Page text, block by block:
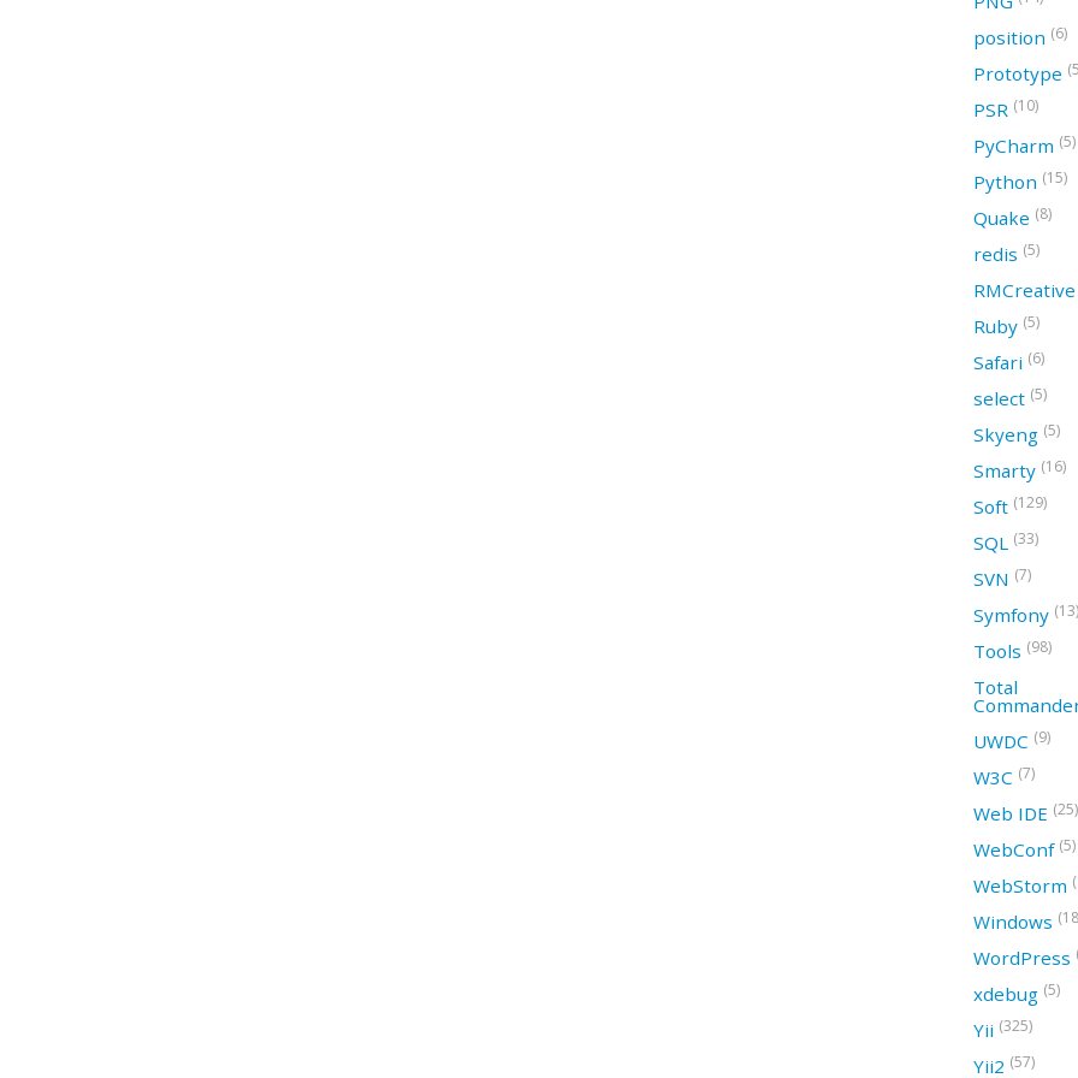
position (6)
Prototype
PSR (10)
PyCharm (5)
Python (15)
Quake (8)
redis (5)
RMCreative
Ruby (5)
Safari (6)
select (5)
Skyeng (5)
Smarty (16)
Soft (129)
SQL (33)
SVN (7)
Symfony (13)
Tools (98)
Total
UWDC (9)
W3C (7)
Web IDE (25)
WebConf (5)
WebStorm
Windows
WordPress
xdebug (5)
Yii (325)
Yii2 (57)